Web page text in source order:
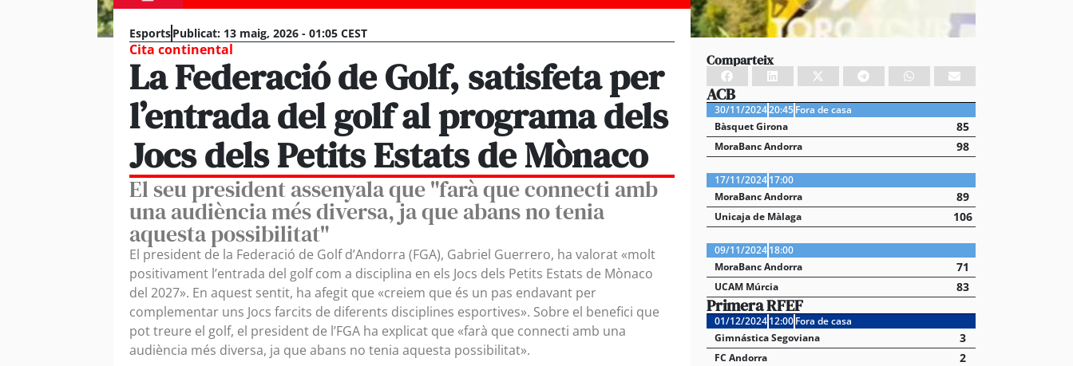
EsportsPublicat: 13 maig, 2026 - 01:05 CEST
Cita continental
La Federació de Golf, satisfeta per
l’entrada del golf al programa dels
Jocs dels Petits Estats de Mònaco
El seu president assenyala que "farà que connecti amb
una audiència més diversa, ja que abans no tenia
aquesta possibilitat"
El president de la Federació de Golf d’Andorra (FGA), Gabriel Guerrero, ha valorat «molt
positivament l’entrada del golf com a disciplina en els Jocs dels Petits Estats de Mònaco
del 2027». En aquest sentit, ha afegit que «creiem que és un pas endavant per
complementar uns Jocs farcits de diferents disciplines esportives». Sobre el benefici que
pot treure el golf, el president de l’FGA ha explicat que «farà que connecti amb una
audiència més diversa, ja que abans no tenia aquesta possibilitat».
Comparteix
ACB
30/11/202420:45 Fora de casa
Bàsquet Girona
85
MoraBanc Andorra 98
17/11/2024 17:00
MoraBanc Andorra
89
Unicaja de Màlaga 106
09/11/2024 18:00
MoraBanc Andorra
71
UCAM Múrcia 83
Primera RFEF
01/12/2024 12:00 Fora de casa
Gimnástica Segoviana
3
FC Andorra 2